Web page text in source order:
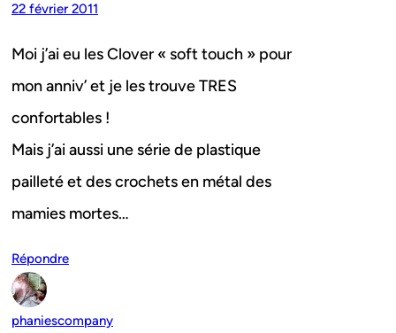
22 février 2011
Moi j’ai eu les Clover « soft touch » pour
mon anniv’ et je les trouve TRES
confortables !
Mais j’ai aussi une série de plastique
pailleté et des crochets en métal des
mamies mortes…
Répondre
phaniescompany